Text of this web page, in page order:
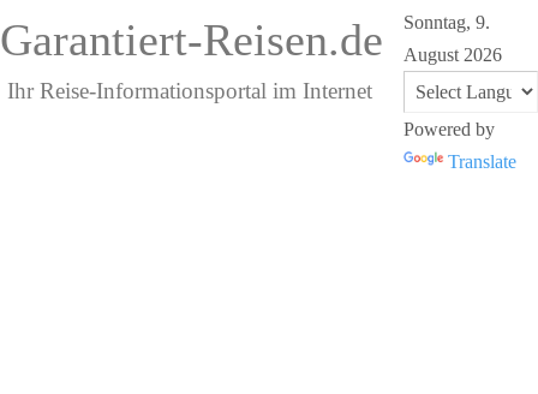
Garantiert-Reisen.de
Ihr Reise-Informationsportal im Internet
Sonntag, 9.
August 2026
Powered by
Translate